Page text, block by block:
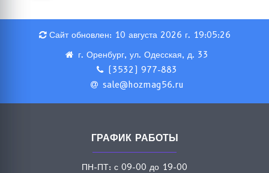
Сайт обновлен: 10 августа 2026 г. 19:05:26
г. Оренбург, ул. Одесская, д. 33
(3532) 977-883
sale@hozmag56.ru
ГРАФИК РАБОТЫ
ПН-ПТ: с 09-00 до 19-00